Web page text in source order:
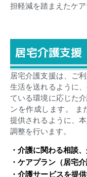
担軽減を踏まえたケ
居宅介護支援
居宅介護支援は、ご
生活を送れるように
ている環境に応じた
ンを作成します。 ま
提供されるように、
調整を行います。
・介護に関わる相談
・ケアプラン（居宅
・介護サービスを提